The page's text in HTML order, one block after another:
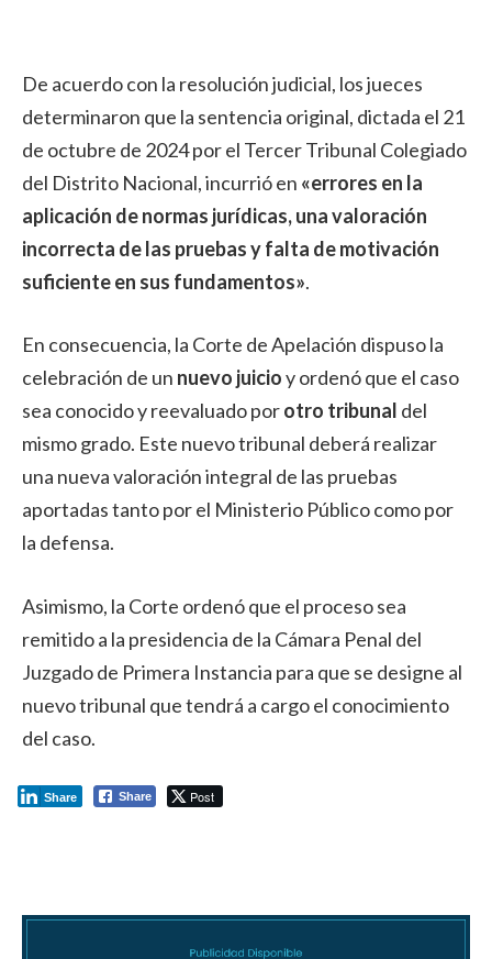
De acuerdo con la resolución judicial, los jueces
determinaron que la sentencia original, dictada el 21
de octubre de 2024 por el Tercer Tribunal Colegiado
del Distrito Nacional, incurrió en «errores en la
aplicación de normas jurídicas, una valoración
incorrecta de las pruebas y falta de motivación
suficiente en sus fundamentos».
En consecuencia, la Corte de Apelación dispuso la
celebración de un nuevo juicioy ordenó que el caso
sea conocido y reevaluado porotro tribunal del
mismo grado. Este nuevo tribunal deberá realizar
una nueva valoración integral de las pruebas
aportadas tanto por el Ministerio Público como por
la defensa.
Asimismo, la Corte ordenó que el proceso sea
remitido a la presidencia de la Cámara Penal del
Juzgado de Primera Instancia para que se designe al
nuevo tribunal que tendrá a cargo el conocimiento
del caso.
Share Post
Share